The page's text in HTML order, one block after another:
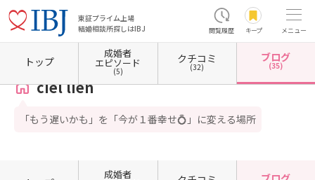
東証プライム上場
結婚相談所探しはIBJ
閲覧履歴 キープ メニュー
ホーム 埼玉県の結婚相談所 埼玉県草加市 ciel lien カウンセラーブログ一覧
ciel lien
「もう遅いかも」を「今が１番幸せ💍」に変える場所
成婚者
トップ
成婚者
エピソード
(5)
クチコミ
(32)
ブログ
(35)